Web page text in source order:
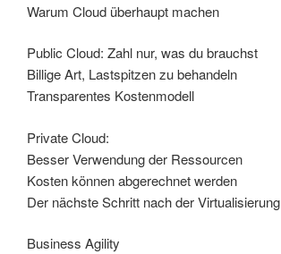
Warum Cloud überhaupt machen
Public Cloud: Zahl nur, was du brauchst
Billige Art, Lastspitzen zu behandeln
Transparentes Kostenmodell
Private Cloud:
Besser Verwendung der Ressourcen
Kosten können abgerechnet werden
Der nächste Schritt nach der Virtualisierung
Business Agility